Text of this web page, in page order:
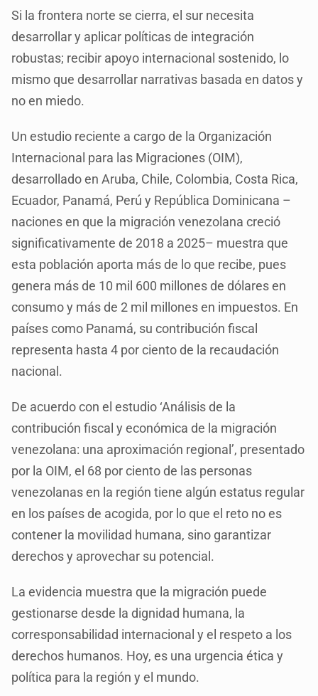
Si la frontera norte se cierra, el sur necesita
desarrollar y aplicar políticas de integración
robustas; recibir apoyo internacional sostenido, lo
mismo que desarrollar narrativas basada en datos y
no en miedo.
Un estudio reciente a cargo de la Organización
Internacional para las Migraciones (OIM),
desarrollado en Aruba, Chile, Colombia, Costa Rica,
Ecuador, Panamá, Perú y República Dominicana –
naciones en que la migración venezolana creció
significativamente de 2018 a 2025– muestra que
esta población aporta más de lo que recibe, pues
genera más de 10 mil 600 millones de dólares en
consumo y más de 2 mil millones en impuestos. En
países como Panamá, su contribución fiscal
representa hasta 4 por ciento de la recaudación
nacional.
De acuerdo con el estudio ‘Análisis de la
contribución fiscal y económica de la migración
venezolana: una aproximación regional’, presentado
por la OIM, el 68 por ciento de las personas
venezolanas en la región tiene algún estatus regular
en los países de acogida, por lo que el reto no es
contener la movilidad humana, sino garantizar
derechos y aprovechar su potencial.
La evidencia muestra que la migración puede
gestionarse desde la dignidad humana, la
corresponsabilidad internacional y el respeto a los
derechos humanos. Hoy, es una urgencia ética y
política para la región y el mundo.